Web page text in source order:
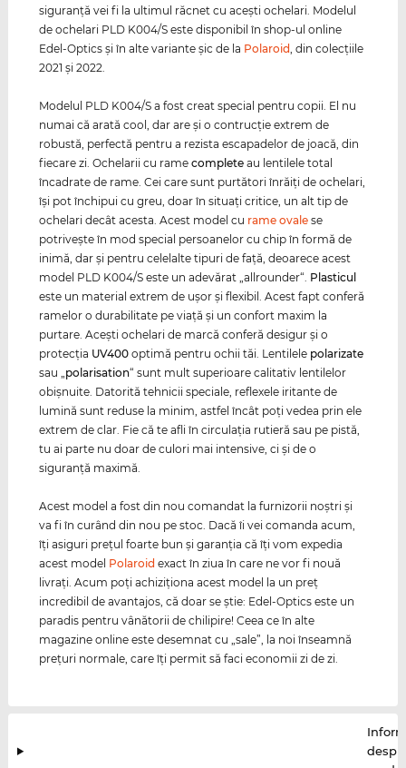
siguranţă vei fi la ultimul răcnet cu aceşti ochelari. Modelul
de ochelari PLD K004/S este disponibil în shop-ul online
Edel-Optics şi în alte variante şic de la Polaroid, din colecţiile
2021 şi 2022.
Modelul PLD K004/S a fost creat special pentru copii. El nu
numai că arată cool, dar are şi o contrucţie extrem de
robustă, perfectă pentru a rezista escapadelor de joacă, din
fiecare zi. Ochelarii cu ramecomplete au lentilele total
încadrate de rame. Cei care sunt purtători înrăiţi de ochelari,
îşi pot închipui cu greu, doar în situaţi critice, un alt tip de
ochelari decât acesta. Acest model cu rame ovale se
potriveşte în mod special persoanelor cu chip în formă de
inimă, dar şi pentru celelalte tipuri de faţă, deoarece acest
model PLD K004/S este un adevărat „allrounder“. Plasticul
este un material extrem de uşor şi flexibil. Acest fapt conferă
ramelor o durabilitate pe viaţă şi un confort maxim la
purtare. Aceşti ochelari de marcă conferă desigur şi o
protecţia UV400 optimă pentru ochii tăi. Lentilele polarizate
sau „polarisation“ sunt mult superioare calitativ lentilelor
obişnuite. Datorită tehnicii speciale, reflexele iritante de
lumină sunt reduse la minim, astfel încât poţi vedea prin ele
extrem de clar. Fie că te afli în circulaţia rutieră sau pe pistă,
tu ai parte nu doar de culori mai intensive, ci şi de o
siguranţă maximă.
Acest model a fost din nou comandat la furnizorii noştri şi
va fi în curând din nou pe stoc. Dacă îi vei comanda acum,
îţi asiguri preţul foarte bun şi garanţia că îţi vom expedia
acest model Polaroid exact în ziua în care ne vor fi nouă
livraţi. Acum poţi achiziţiona acest model la un preţ
incredibil de avantajos, că doar se ştie: Edel-Optics este un
paradis pentru vânătorii de chilipire! Ceea ce în alte
magazine online este desemnat cu „sale”, la noi înseamnă
preţuri normale, care îţi permit să faci economii zi de zi.